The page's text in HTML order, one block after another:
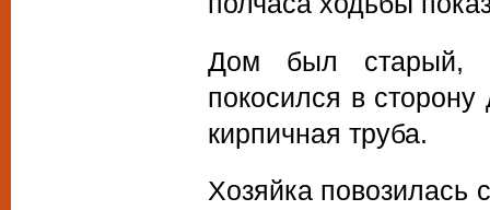
Дом был старый,
покосился в
кирпичная труба.
Хозяйка повозилась